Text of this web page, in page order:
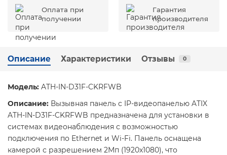
Оплата при
получении
Гарантия
производителя
Описание Характеристики Отзывы 0
Модель: ATH-IN-D31F-CKRFWB
Описание: Вызывная панель с IP-видеопанелью ATIX
ATH-IN-D31F-CKRFWB предназначена для установки в
системах видеонаблюдения с возможностью
подключения по Ethernet и Wi-Fi. Панель оснащена
камерой с разрешением 2Мп (1920x1080), что